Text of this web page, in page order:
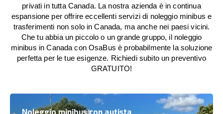
privati in tutta Canada. La nostra azienda è in continua
espansione per offrire eccellenti servizi di noleggio minibus e
trasferimenti non solo in Canada, ma anche nei paesi vicini.
Che tu abbia un piccolo o un grande gruppo, il noleggio
minibus in Canada con OsaBus è probabilmente la soluzione
perfetta per le tue esigenze. Richiedi subito un preventivo
GRATUITO!